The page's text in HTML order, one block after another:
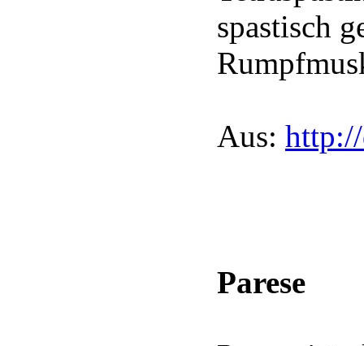
spastisch
Aus:
Parese